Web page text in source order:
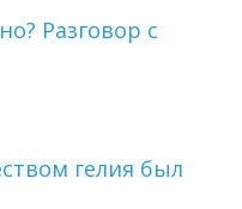
Разговор с
гелия был